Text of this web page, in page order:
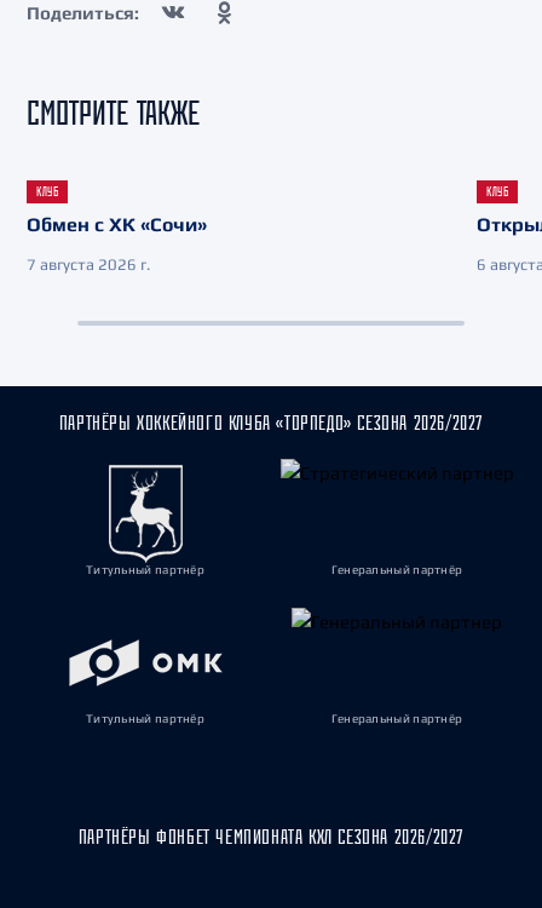
Поделиться:
СМОТРИТЕ ТАКЖЕ
КЛУБ
Обмен с ХК «Сочи»
7 августа 2026 г.
КЛУБ
6
ПАРТНЁРЫ ХОККЕЙНОГО КЛУБА «ТОРПЕДО» СЕЗОНА 2026/2027
Титульный партнёр Генеральный партнёр
Титульный партнёр Генеральный партнёр
ПАРТНЁРЫ ФОНБЕТ ЧЕМПИОНАТА КХЛ СЕЗОНА 2026/2027